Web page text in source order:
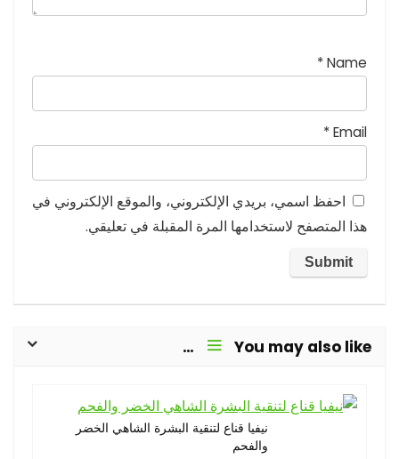
Name
*
Email
*
احفظ اسمي، بريدي الإلكتروني، والموقع الإلكتروني في
هذا المتصفح لاستخدامها المرة المقبلة في تعليقي.
You may also like…
نيفيا قناع لتنقية البشرة الشاهي الخضر
والفحم